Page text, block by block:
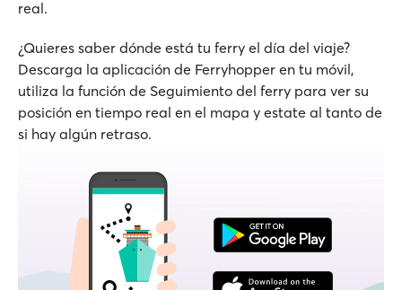
real.
¿Quieres saber dónde está tu ferry el día del viaje?
Descarga la aplicación de Ferryhopper en tu móvil,
utiliza la función de Seguimiento del ferry para ver su
posición en tiempo real en el mapa y estate al tanto de
si hay algún retraso.